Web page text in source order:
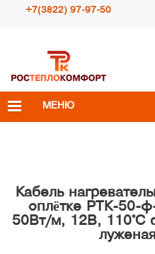
+7(3822) 97-97-50
info@rosteplokomfort.ru
МЕНЮ
Кабель
оплётке РТК-50-
50Вт/м, 12В, 110°С